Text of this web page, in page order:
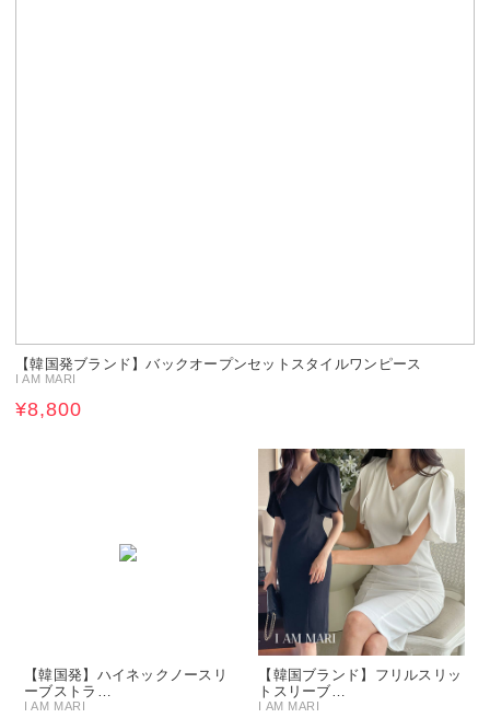
【韓国発ブランド】バックオープンセットスタイルワンピース
I AM MARI
¥8,800
【韓国発】ハイネックノースリ
ーブストラ…
I AM MARI
【韓国ブランド】フリルスリッ
トスリーブ…
I AM MARI